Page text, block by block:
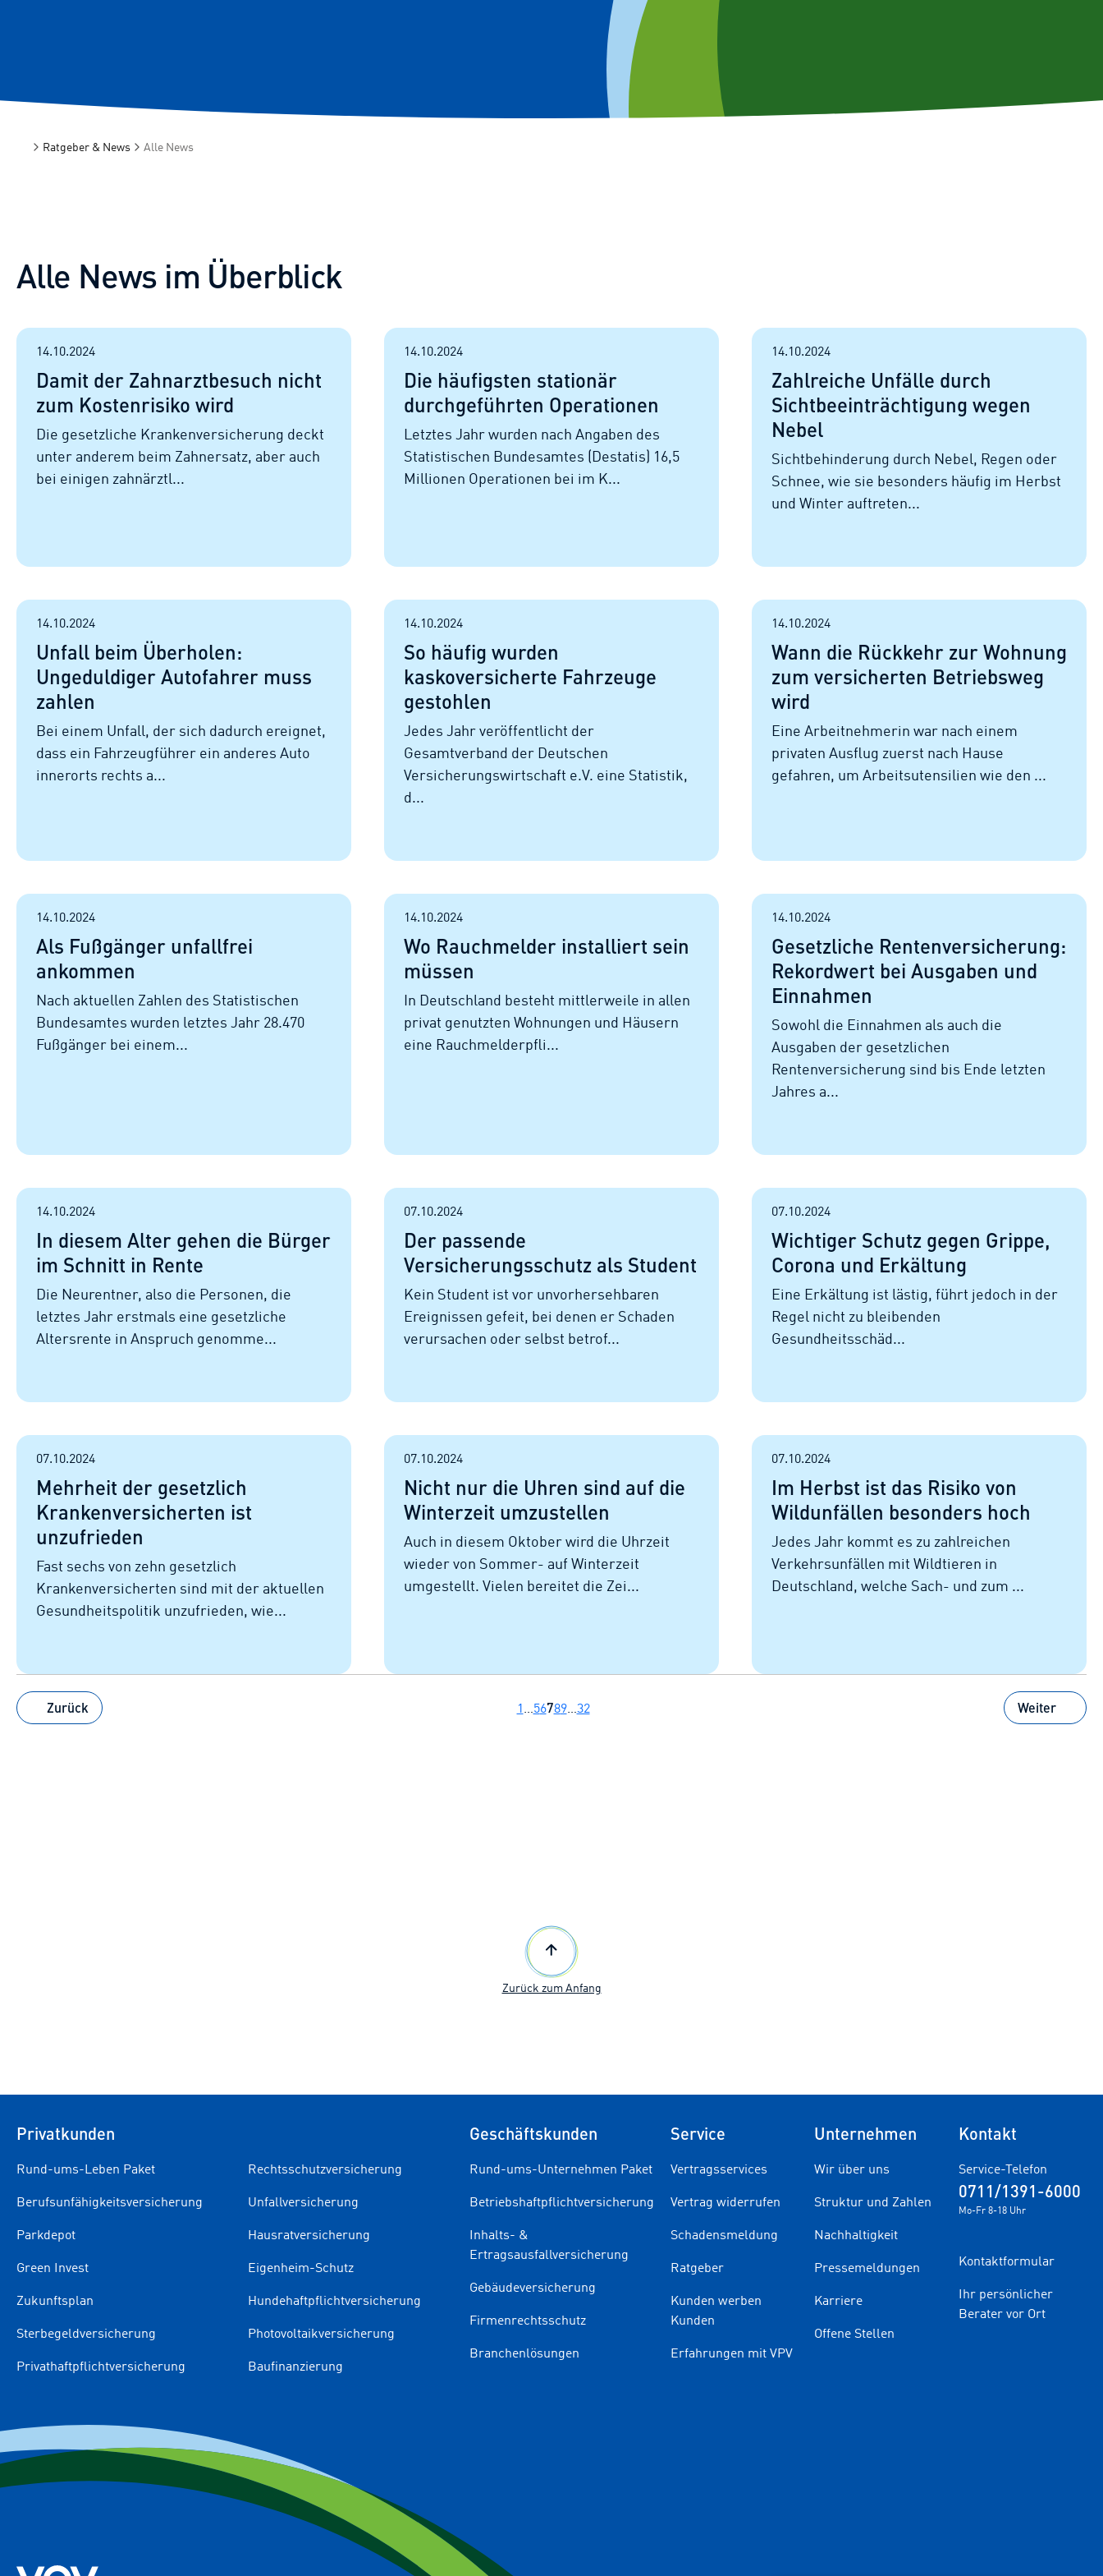
Finden Sie Ihren Berater
Sie haben noch Fragen oder möchten sich
indivuell beraten lassen.
Ratgeber & News Alle News
Alle News im Überblick
14.10.2024
Damit der Zahnarztbesuch nicht
zum Kostenrisiko wird
Die gesetzliche Krankenversicherung deckt
unter anderem beim Zahnersatz, aber auch
bei einigen zahnärztl...
14.10.2024
Die häufigsten stationär
durchgeführten Operationen
Letztes Jahr wurden nach Angaben des
Statistischen Bundesamtes (Destatis) 16,5
Millionen Operationen bei im K...
14.10.2024
Zahlreiche Unfälle durch
Sichtbeeinträchtigung wegen
Nebel
Sichtbehinderung durch Nebel, Regen oder
Schnee, wie sie besonders häufig im Herbst
und Winter auftreten...
14.10.2024
Unfall beim Überholen:
Ungeduldiger Autofahrer muss
zahlen
Bei einem Unfall, der sich dadurch ereignet,
dass ein Fahrzeugführer ein anderes Auto
innerorts rechts a...
14.10.2024
So häufig wurden
kaskoversicherte Fahrzeuge
gestohlen
Jedes Jahr veröffentlicht der
Gesamtverband der Deutschen
Versicherungswirtschaft e.V. eine Statistik,
d...
14.10.2024
Wann die Rückkehr zur Wohnung
zum versicherten Betriebsweg
wird
Eine Arbeitnehmerin war nach einem
privaten Ausflug zuerst nach Hause
gefahren, um Arbeitsutensilien wie den ...
14.10.2024
Als Fußgänger unfallfrei
ankommen
Nach aktuellen Zahlen des Statistischen
Bundesamtes wurden letztes Jahr 28.470
Fußgänger bei einem...
14.10.2024
Wo Rauchmelder installiert sein
müssen
In Deutschland besteht mittlerweile in allen
privat genutzten Wohnungen und Häusern
eine Rauchmelderpfli...
14.10.2024
Gesetzliche Rentenversicherung:
Rekordwert bei Ausgaben und
Einnahmen
Sowohl die Einnahmen als auch die
Ausgaben der gesetzlichen
Rentenversicherung sind bis Ende letzten
Jahres a...
14.10.2024
In diesem Alter gehen die Bürger
im Schnitt in Rente
Die Neurentner, also die Personen, die
letztes Jahr erstmals eine gesetzliche
Altersrente in Anspruch genomme...
07.10.2024
Der passende
Versicherungsschutz als Student
Kein Student ist vor unvorhersehbaren
Ereignissen gefeit, bei denen er Schaden
verursachen oder selbst betrof...
07.10.2024
Wichtiger Schutz gegen Grippe,
Corona und Erkältung
Eine Erkältung ist lästig, führt jedoch in der
Regel nicht zu bleibenden
Gesundheitsschäd...
07.10.2024
Mehrheit der gesetzlich
Krankenversicherten ist
unzufrieden
Fast sechs von zehn gesetzlich
Krankenversicherten sind mit der aktuellen
Gesundheitspolitik unzufrieden, wie...
07.10.2024
Nicht nur die Uhren sind auf die
Winterzeit umzustellen
Auch in diesem Oktober wird die Uhrzeit
wieder von Sommer- auf Winterzeit
umgestellt. Vielen bereitet die Zei...
07.10.2024
Im Herbst ist das Risiko von
Wildunfällen besonders hoch
Jedes Jahr kommt es zu zahlreichen
Verkehrsunfällen mit Wildtieren in
Deutschland, welche Sach- und zum ...
Zurück 1…56789…32 Weiter
Zurück zum Anfang
Privatkunden
Rund-ums-Leben Paket
Berufsunfähigkeitsversicherung
Parkdepot
Green Invest
Zukunftsplan
Sterbegeldversicherung
Privathaftpflichtversicherung
Rechtsschutzversicherung
Unfallversicherung
Hausratversicherung
Eigenheim-Schutz
Hundehaftpflichtversicherung
Photovoltaikversicherung
Baufinanzierung
Geschäftskunden
Rund-ums-Unternehmen Paket
Betriebshaftpflichtversicherung
Inhalts- &
Ertragsausfallversicherung
Gebäudeversicherung
Firmenrechtsschutz
Branchenlösungen
Service
Vertragsservices
Vertrag widerrufen
Schadensmeldung
Ratgeber
Kunden werben
Kunden
Erfahrungen mit VPV
Unternehmen
Wir über uns
Struktur und Zahlen
Nachhaltigkeit
Pressemeldungen
Karriere
Offene Stellen
Kontakt
Service-Telefon
0711/1391-6000
Mo-Fr 8-18 Uhr
Kontaktformular
Ihr persönlicher
Berater vor Ort